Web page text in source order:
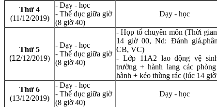
Thứ 4
(11/12/2019)
- Dạy - học
- Thể dục giữa giờ
(8 giờ 40)
Dạy - học
Thứ 5
(12/12/2019)
- Dạy - học
- Thể dục giữa giờ
(8 giờ 40)
- Họp tổ chuyên môn (Thời
14 giờ 00, Nd: Đánh
CB, VC)
- Lớp 11A2 lao động vệ
trường + hành lang các
hành + kéo thùng rác (lúc 14
Thứ 6
(13/12/2019)
- Dạy - học
- Thể dục giữa giờ
(8 giờ 40)
Dạy - học